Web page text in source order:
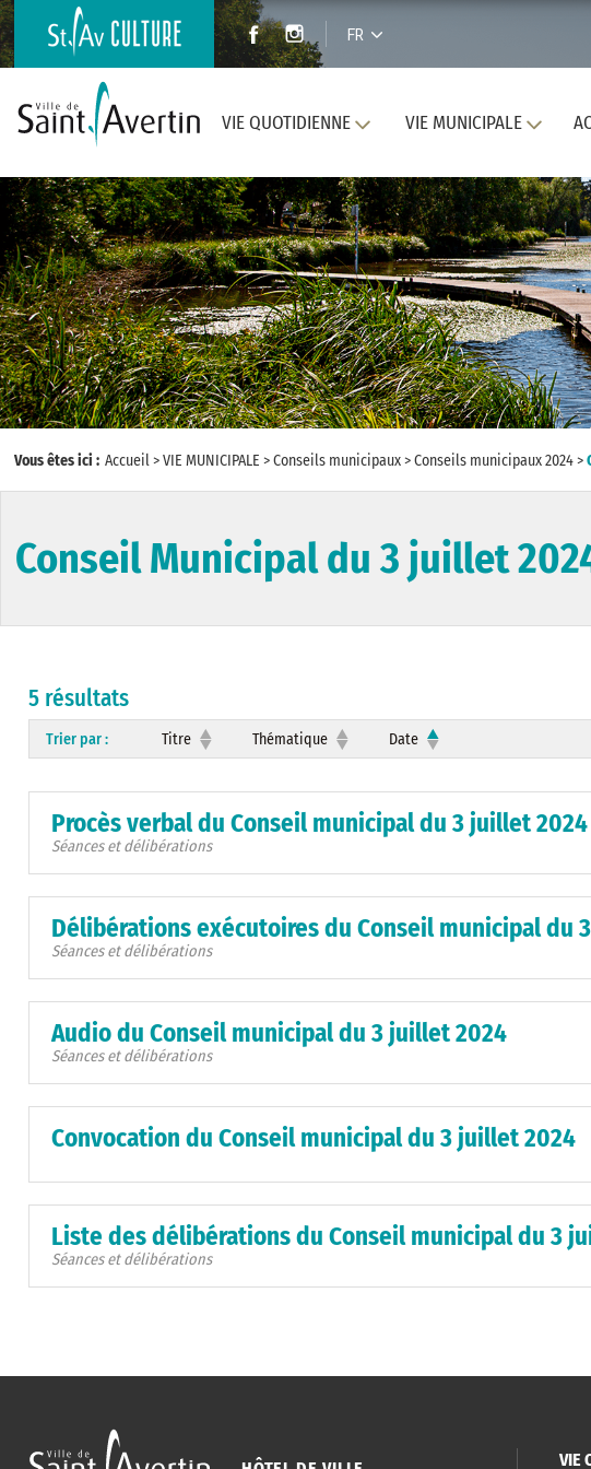
FR
VIE QUOTIDIENNE VIE MUNICIPALE
Vous êtes ici : Accueil>VIE MUNICIPALE >Conseils municipaux>Conseils municipaux 2024>
Conseil Municipal du 3 juillet
5 résultats
Trier par : Titre Thématique Date
Procès verbal du Conseil municipal du 3 juillet 2024
Séances et délibérations
Délibérations exécutoires du Conseil municipal du
Séances et délibérations
Audio du Conseil municipal du 3 juillet 2024
Séances et délibérations
Convocation du Conseil municipal du 3 juillet 2024
Liste des délibérations du Conseil municipal du 3
Séances et délibérations
VIE